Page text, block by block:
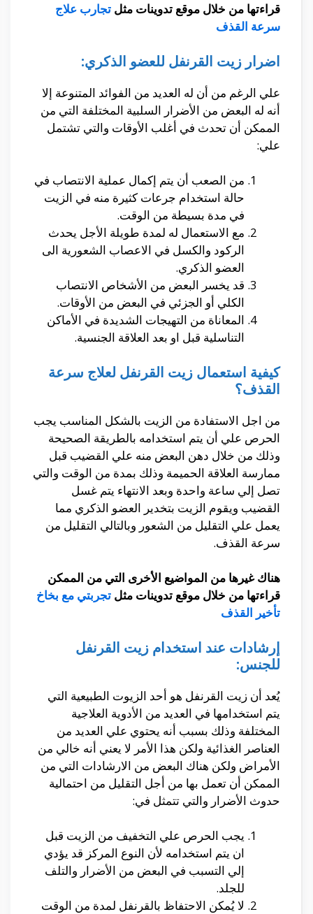
قراءتها من خلال موقع تدوينات مثل تجارب علاج
سرعة القذف
اضرار زيت القرنفل للعضو الذكري:
علي الرغم من أن له العديد من الفوائد المتنوعة إلا
أنه له البعض من الأضرار السلبية المختلفة التي من
الممكن أن تحدث في أغلب الأوقات والتي تشتمل
علي:
من الصعب أن يتم إكمال عملية الانتصاب في
حالة استخدام جرعات كثيرة منه في الزيت
في مدة بسيطة من الوقت.
مع الاستعمال له لمدة طويلة الأجل يحدث
الركود والكسل في الاعصاب الشعورية الى
العضو الذكري.
قد يخسر البعض من الأشخاص الانتصاب
الكلي أو الجزئي في البعض من الأوقات.
المعاناة من التهيجات الشديدة في الأماكن
التناسلية قبل او بعد العلاقة الجنسية.
كيفية استعمال زيت القرنفل لعلاج سرعة
القذف؟
من اجل الاستفادة من الزيت بالشكل المناسب يجب
الحرص علي أن يتم استخدامه بالطريقة الصحيحة
وذلك من خلال دهن البعض منه علي القضيب قبل
ممارسة العلاقة الحميمة وذلك بمدة من الوقت والتي
تصل إلي ساعة واحدة وبعد الانتهاء يتم غسل
القضيب ويقوم الزيت بتخدير العضو الذكري مما
يعمل علي التقليل من الشعور وبالتالي التقليل من
سرعة القذف.
هناك غيرها من المواضيع الأخرى التي من الممكن
قراءتها من خلال موقع تدوينات مثل تجربتي مع بخاخ
تأخير القذف
إرشادات عند استخدام زيت القرنفل
للجنس:
يُعد أن زيت القرنفل هو أحد الزيوت الطبيعية التي
يتم استخدامها في العديد من الأدوية العلاجية
المختلفة وذلك بسبب أنه يحتوي علي العديد من
العناصر الغذائية ولكن هذا الأمر لا يعني أنه خالي من
الأمراض ولكن هناك البعض من الارشادات التي من
الممكن أن تعمل بها من أجل التقليل من احتمالية
حدوث الأضرار والتي تتمثل في:
يجب الحرص علي التخفيف من الزيت قبل
ان يتم استخدامه لأن النوع المركز قد يؤدي
إلي التسبب في البعض من الأضرار والتلف
للجلد.
لا يُمكن الاحتفاظ بالقرنفل لمدة من الوقت